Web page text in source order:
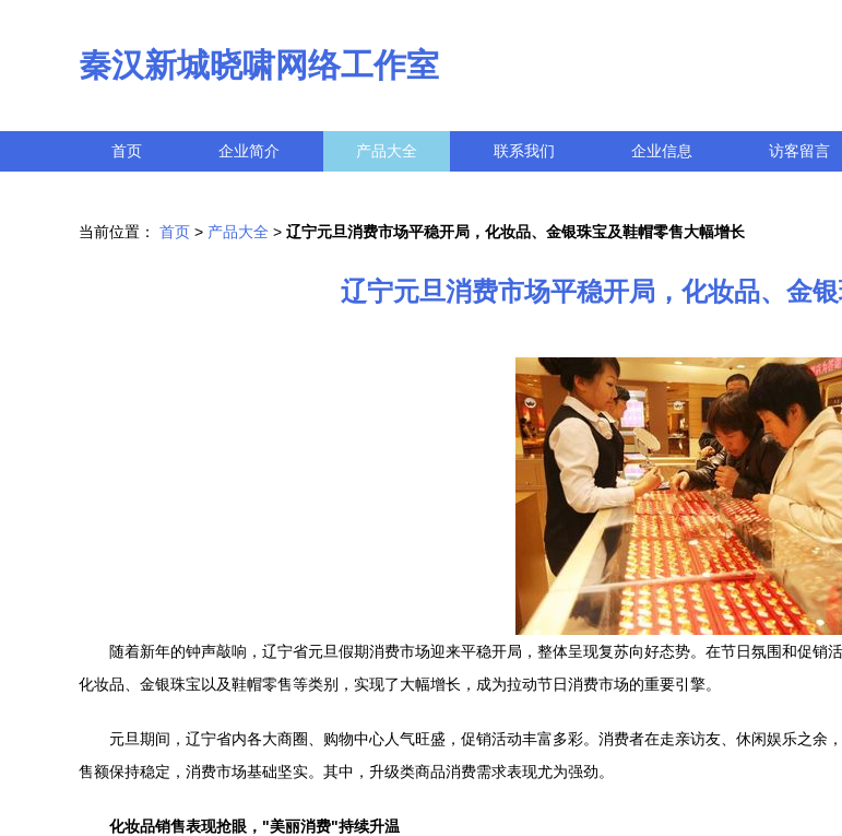
秦汉新城晓啸网络工作室
首页 企业简介 产品大全 联系我们 企业信息 访客留言
当前位置： 首页 > 产品大全 > 辽宁元旦消费市场平稳开局，化妆品、金银珠宝及鞋帽零售大幅增长
辽宁元旦消费市场平稳开局，化妆品、金
随着新年的钟声敲响，辽宁省元旦假期消费市场迎来平稳开局，整体呈现复苏向好态势。在节日氛围和促
化妆品、金银珠宝以及鞋帽零售等类别，实现了大幅增长，成为拉动节日消费市场的重要引擎。
元旦期间，辽宁省内各大商圈、购物中心人气旺盛，促销活动丰富多彩。消费者在走亲访友、休闲娱乐之
售额保持稳定，消费市场基础坚实。其中，升级类商品消费需求表现尤为强劲。
化妆品销售表现抢眼，"美丽消费"持续升温